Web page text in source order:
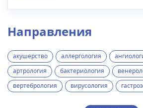
Направления
акушерство аллергология
артрология
бактериология
вертебрология
вирусология